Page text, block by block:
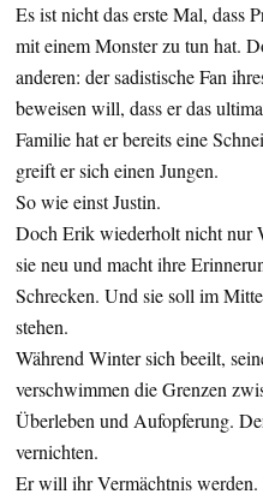
Es ist nicht das erste Mal, dass
mit einem Monster zu tun hat.
anderen: der sadistische Fan
beweisen will, dass er das
Familie hat er bereits eine
greift er sich einen Jungen.
So wie einst Justin.
Doch Erik wiederholt nicht nur
sie neu und macht ihre
Schrecken. Und sie soll im
stehen.
Während Winter sich beeilt,
verschwimmen die Grenzen
Überleben und Aufopferung.
vernichten.
Er will ihr Vermächtnis werden.